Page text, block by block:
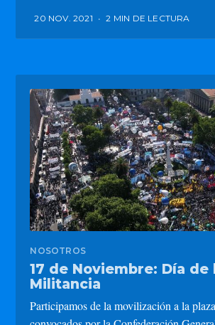
20 NOV. 2021 • 2 MIN DE LECTURA
NOSOTROS
17 de Noviembre: Día de
Militancia
Participamos de la movilización a la